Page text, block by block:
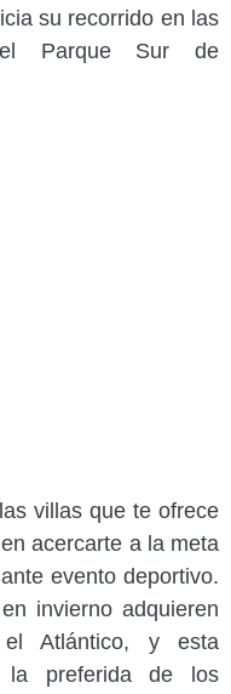
su recorrido en las
Parque Sur de
villas que te ofrece
acercarte a la meta
evento deportivo.
invierno adquieren
Atlántico, y esta
la preferida de los